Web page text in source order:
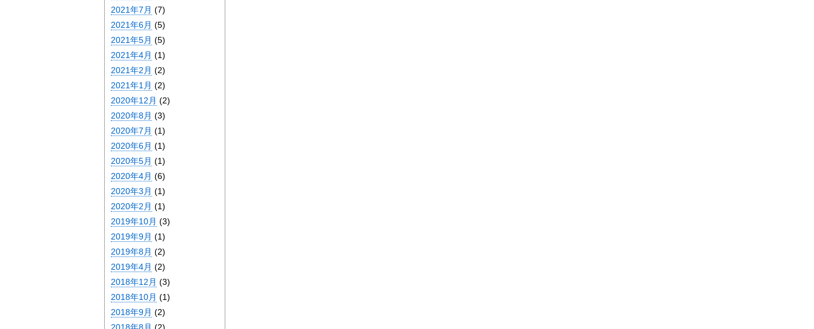
2021年7月 (7)
2021年6月 (5)
2021年5月 (5)
2021年4月 (1)
2021年2月 (2)
2021年1月 (2)
2020年12月 (2)
2020年8月 (3)
2020年7月 (1)
2020年6月 (1)
2020年5月 (1)
2020年4月 (6)
2020年3月 (1)
2020年2月 (1)
2019年10月 (3)
2019年9月 (1)
2019年8月 (2)
2019年4月 (2)
2018年12月 (3)
2018年10月 (1)
2018年9月 (2)